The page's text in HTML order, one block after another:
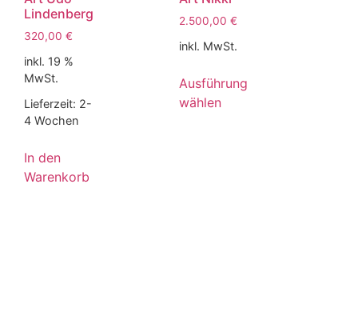
Lindenberg
320,00 €
inkl. 19 %
MwSt.
Lieferzeit: 2-
4 Wochen
In den
Warenkorb
2.500,00 €
inkl. MwSt.
Ausführung
wählen